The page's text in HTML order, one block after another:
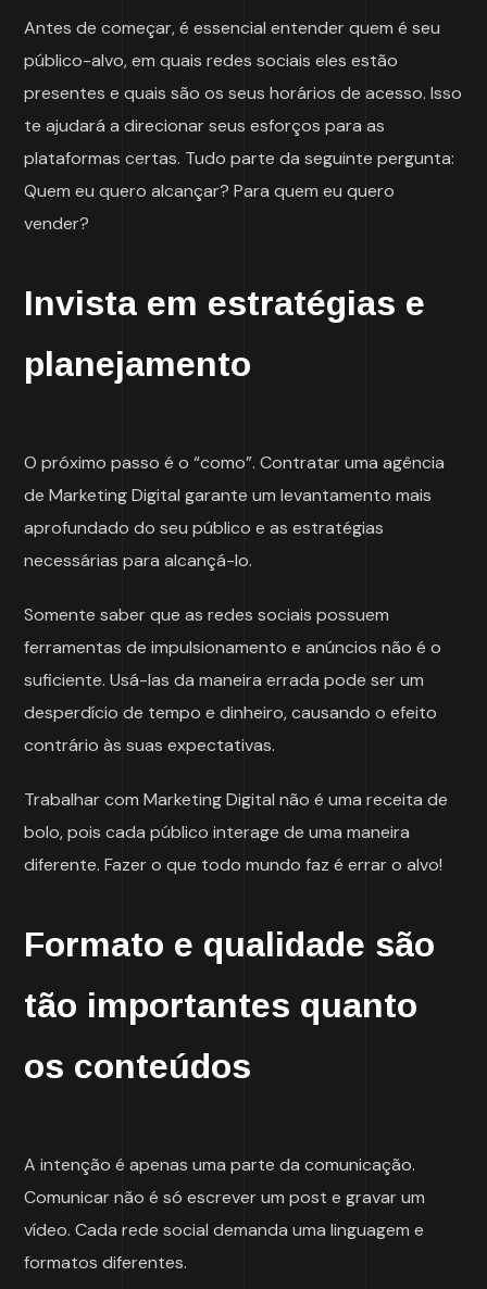
Antes de começar, é essencial entender quem é seu
público-alvo, em quais redes sociais eles estão
presentes e quais são os seus horários de acesso. Isso
te ajudará a direcionar seus esforços para as
plataformas certas. Tudo parte da seguinte pergunta:
Quem eu quero alcançar? Para quem eu quero
vender?
Invista em estratégias e
planejamento
O próximo passo é o “como”. Contratar uma agência
de Marketing Digital garante um levantamento mais
aprofundado do seu público e as estratégias
necessárias para alcançá-lo.
Somente saber que as redes sociais possuem
ferramentas de impulsionamento e anúncios não é o
suficiente. Usá-las da maneira errada pode ser um
desperdício de tempo e dinheiro, causando o efeito
contrário às suas expectativas.
Trabalhar com Marketing Digital não é uma receita de
bolo, pois cada público interage de uma maneira
diferente. Fazer o que todo mundo faz é errar o alvo!
Formato e qualidade são
tão importantes quanto
os conteúdos
A intenção é apenas uma parte da comunicação.
Comunicar não é só escrever um post e gravar um
vídeo. Cada rede social demanda uma linguagem e
formatos diferentes.